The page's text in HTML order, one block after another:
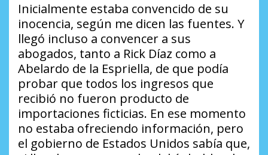
Inicialmente estaba convencido de su
inocencia, según me dicen las fuentes. Y
llegó incluso a convencer a sus
abogados, tanto a Rick Díaz como a
Abelardo de la Espriella, de que podía
probar que todos los ingresos que
recibió no fueron producto de
importaciones ficticias. En ese momento
no estaba ofreciendo información, pero
el gobierno de Estados Unidos sabía que,